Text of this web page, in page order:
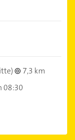
7,3 km
08:30